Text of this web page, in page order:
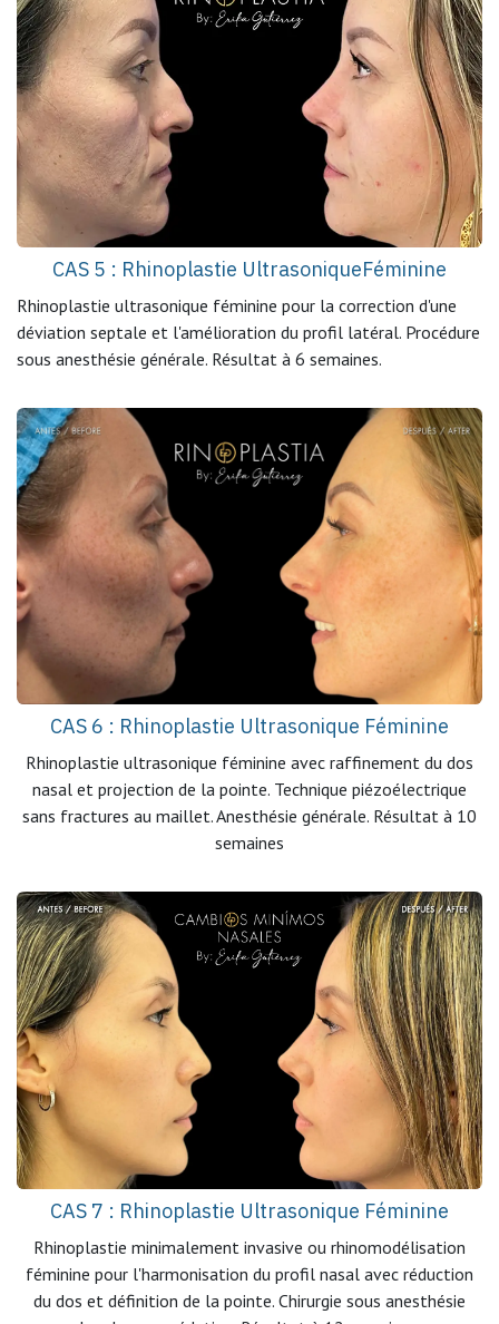
CAS 5 : Rhinoplastie UltrasoniqueFéminine
Rhinoplastie ultrasonique féminine pour la correction d'une
déviation septale et l'amélioration du profil latéral. Procédure
sous anesthésie générale. Résultat à 6 semaines.
CAS 6 : Rhinoplastie Ultrasonique Féminine
Rhinoplastie ultrasonique féminine avec raffinement du dos
nasal et projection de la pointe. Technique piézoélectrique
sans fractures au maillet. Anesthésie générale. Résultat à 10
semaines
CAS 7 : Rhinoplastie Ultrasonique Féminine
Rhinoplastie minimalement invasive ou rhinomodélisation
féminine pour l'harmonisation du profil nasal avec réduction
du dos et définition de la pointe. Chirurgie sous anesthésie